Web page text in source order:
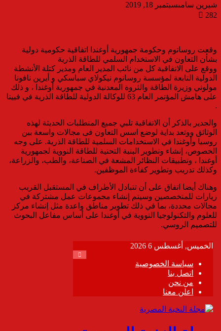
شيرين سامىسبتمبر 18, 2019
282
وقعت روساتوم وحكومة جمهورية أوغندا اتفاقية حكومية دولية
بشأن التعاون في الاستخدام السلمي للطاقة الذرية
ووقع على الاتفاقية كل من نائب المدير العام ومدير كتلة الأنشطة
الدولية التابعة لمؤسسة روساتوم نيكولاي سباسكي و أيرين نافونا
مولوني وزيرة الطاقة والثروة المعدنية في جمهورية أوغندا ، و ذلك
على هامش المؤتمر العام 63 للوكالة الدولية للطاقة الذرية في فيينا
.
والجدير بالذكر أن الاتفاقية تلبي جميع المتطلبات الحديثة لهذه
الوثائق ووتعد بداية لوضع اسس التعاون فى مجالات واسعة بين
روسيا وأوغندا في الاستخدامات السلمية للطاقة الذرية. على وجه
الخصوص، إنشاء وتطوير البنية التحتية للطاقة النووية لجمهورية
أوغندا ، وتطبيقات النظائر المشعة في الصناعة، والطب، والزراعة،
وكذلك تدريب وتطوير كفاءة الموظفين.
وهناك أيضا اتفاق على أن تتبادل الأطراف في المستقبل القريب
زيارات للمتخصصين وسيتم إنشاء مجموعات عمل مشتركة في
مجالات محددة، بما في ذلك تطوير مناطق واعدة مثل إنشاء مركز
للعلوم والتكنولوجيا النووية في أوغندا على أساس مفاعل البحوث
للتصميم الروسي.